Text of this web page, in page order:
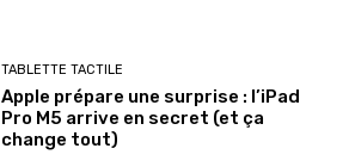
TABLETTE TACTILE
Apple prépare une surprise : l’iPad
Pro M5 arrive en secret (et ça
change tout)